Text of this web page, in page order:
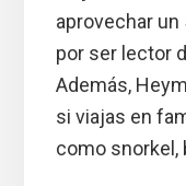
aprovechar
por ser lector
Además,
si viajas en
como snorkel,